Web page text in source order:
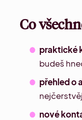
Co
praktické
budeš
přehled o
nové